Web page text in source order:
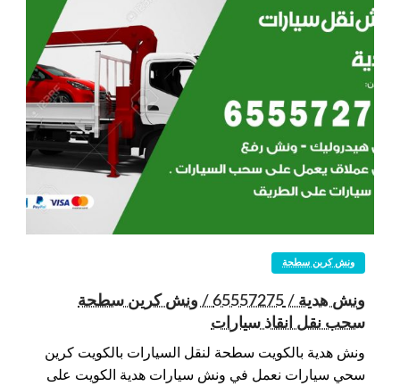
ونش كرين سطحة
ونش هدية / 65557275 / ونش كرين سطحة
سحب نقل انقاذ سيارات
ونش هدية بالكويت سطحة لنقل السيارات بالكويت كرين
سحي سيارات نعمل في ونش سيارات هدية الكويت على